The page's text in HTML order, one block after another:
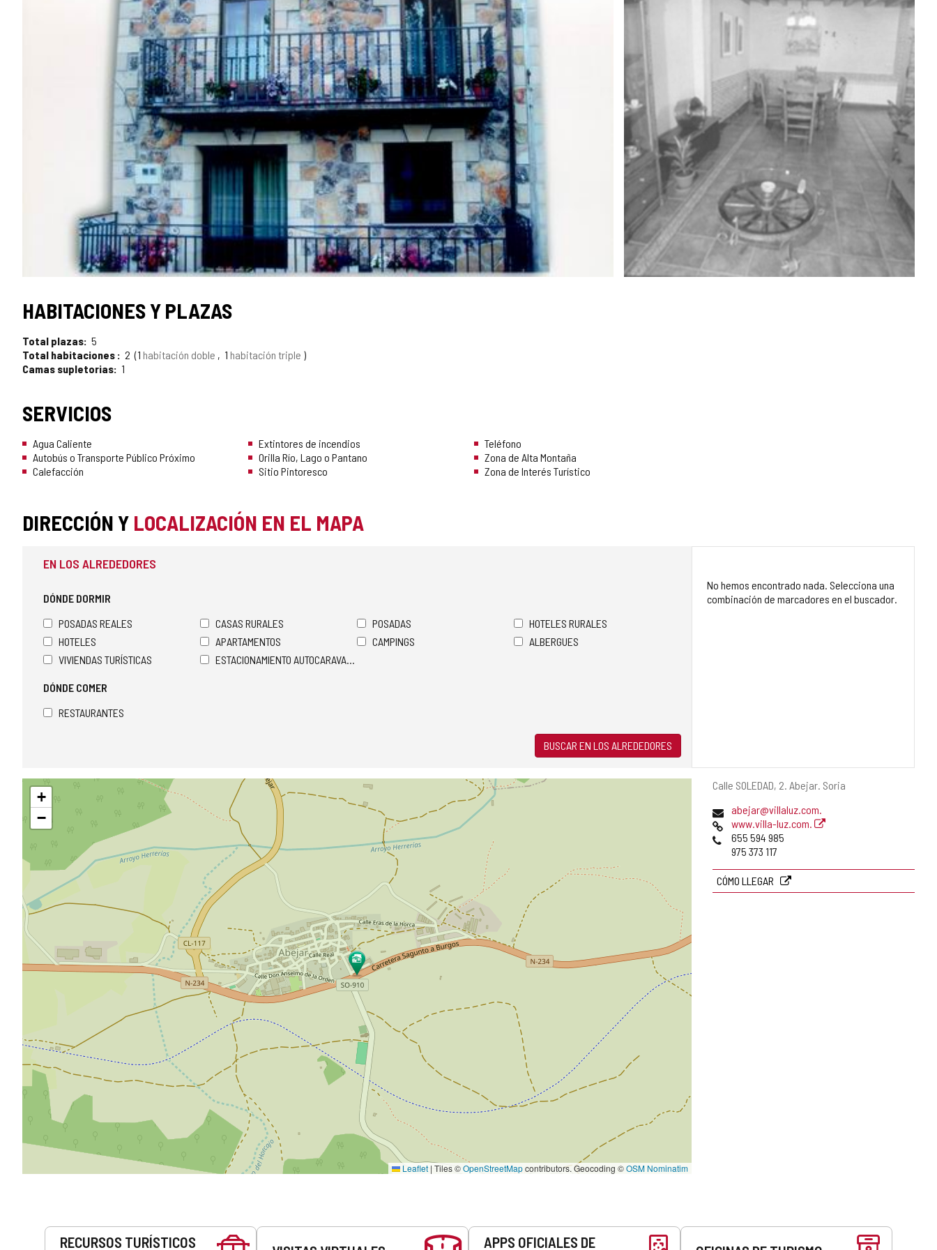
SELLO
TURISMO
DE
CONFIANZA
HABITACIONES Y PLAZAS
Total plazas 5
Total habitaciones
2 1 habitación doble 1 habitación triple
Camas supletorias
1
SERVICIOS
Agua Caliente
Autobús o Transporte Público Próximo
Calefacción
Extintores de incendios
Orilla Río, Lago o Pantano
Sitio Pintoresco
Teléfono
Zona de Alta Montaña
Zona de Interés Turístico
DIRECCIÓN Y LOCALIZACIÓN EN EL MAPA
Dirección
Calle SOLEDAD, 2. Abejar. Soria
Dirección
de
correo
electrónico
abejar@villaluz.com.
Página
Web
www.villa-luz.com.
Teléfonos
655 594 985
975 373 117
CÓMO LLEGAR
EN LOS ALREDEDORES
DÓNDE DORMIR
POSADAS REALES
CASAS RURALES POSADAS
HOTELES RURALES
HOTELES
APARTAMENTOS CAMPINGS
ALBERGUES
VIVIENDAS TURÍSTICAS
ESTACIONAMIENTO AUTOCARAVANAS
DÓNDE COMER
RESTAURANTES
BUSCAR EN LOS ALREDEDORES
No hemos encontrado nada. Selecciona una
combinación de marcadores en el buscador.
Saltar
mapa
+
−
Leaflet | Tiles ©OpenStreetMapcontributors. Geocoding ©OSM Nominatim
Servicios
RECURSOS TURÍSTICOS
APPS OFICIALES DE